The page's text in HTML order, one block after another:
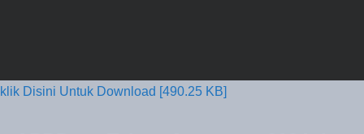
klik Disini Untuk Download [490.25 KB]